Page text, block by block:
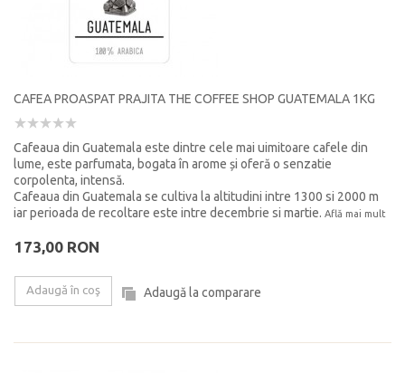
CAFEA PROASPAT PRAJITA THE COFFEE SHOP GUATEMALA 1KG
Cafeaua din Guatemala este dintre cele mai uimitoare cafele din
lume, este parfumata, bogata în arome și oferă o senzatie
corpolenta, intensă.
Cafeaua din Guatemala se cultiva la altitudini intre 1300 si 2000 m
iar perioada de recoltare este intre decembrie si martie. Află mai mult
173,00 RON
Adaugă în coş Adaugă la comparare